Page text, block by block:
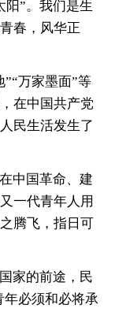
阳”。我们是生
春，风华正
万家墨面”等
在中国共产党
民生活发生了
中国革命、建
一代青年人用
腾飞，指日可
家的前途，民
年必须和必将承